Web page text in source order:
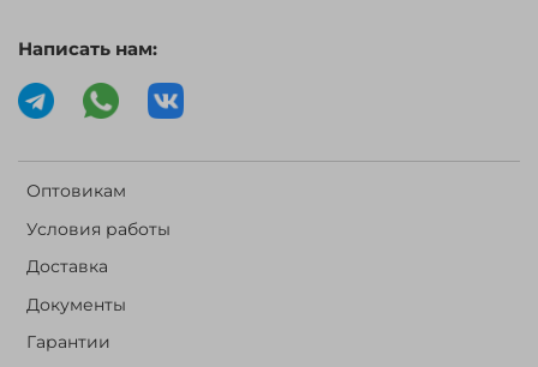
Оптовикам
Условия работы
Доставка
Документы
Гарантии
Написать нам: